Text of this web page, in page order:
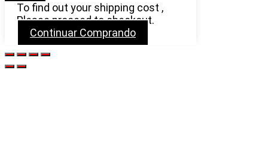
To find out your shipping cost ,
Please proceed to checkout.
Continuar Comprando